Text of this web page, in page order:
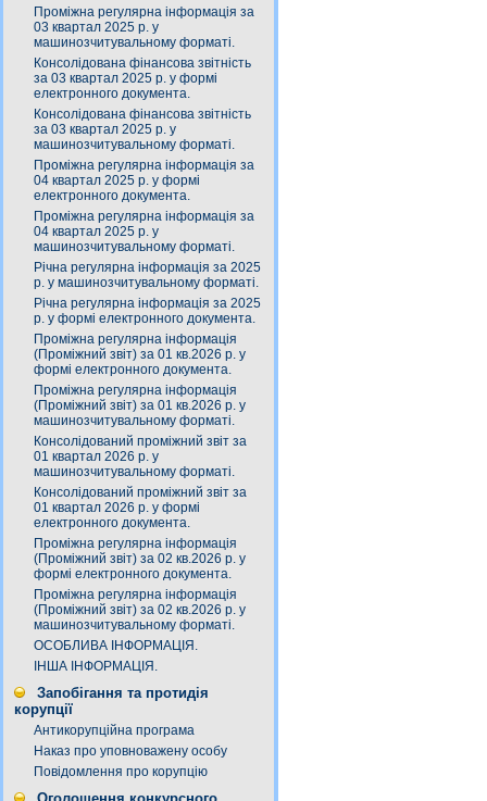
Проміжна регулярна інформація за
03 квартал 2025 р. у
машинозчитувальному форматі.
Консолідована фінансова звітність
за 03 квартал 2025 р. у формі
електронного документа.
Консолідована фінансова звітність
за 03 квартал 2025 р. у
машинозчитувальному форматі.
Проміжна регулярна інформація за
04 квартал 2025 р. у формі
електронного документа.
Проміжна регулярна інформація за
04 квартал 2025 р. у
машинозчитувальному форматі.
Річна регулярна інформація за 2025
р. у машинозчитувальному форматі.
Річна регулярна інформація за 2025
р. у формі електронного документа.
Проміжна регулярна інформація
(Проміжний звіт) за 01 кв.2026 р. у
формі електронного документа.
Проміжна регулярна інформація
(Проміжний звіт) за 01 кв.2026 р. у
машинозчитувальному форматі.
Консолідований проміжний звіт за
01 квартал 2026 р. у
машинозчитувальному форматі.
Консолідований проміжний звіт за
01 квартал 2026 р. у формі
електронного документа.
Проміжна регулярна інформація
(Проміжний звіт) за 02 кв.2026 р. у
формі електронного документа.
Проміжна регулярна інформація
(Проміжний звіт) за 02 кв.2026 р. у
машинозчитувальному форматі.
ОСОБЛИВА ІНФОРМАЦІЯ.
ІНША ІНФОРМАЦІЯ.
Запобігання та протидія
корупції
Антикорупційна програма
Наказ про уповноважену особу
Повідомлення про корупцію